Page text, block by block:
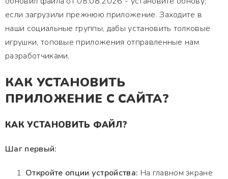
если загрузили прежнюю приложение. Заходите в
наши социальные группы, дабы установить толковые
игрушки, топовые приложения отправленные нам
разработчиками.
КАК УСТАНОВИТЬ
ПРИЛОЖЕНИЕ С САЙТА?
КАК УСТАНОВИТЬ ФАЙЛ?
Шаг первый:
Откройте опции устройства: На главном экране